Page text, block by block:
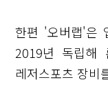
한편 '오버랩'은
2019년 독립해
레저스포츠 장비